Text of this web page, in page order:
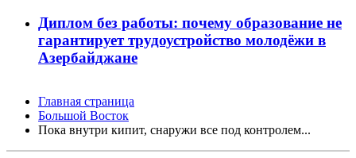
Диплом без работы: почему образование не
гарантирует трудоустройство молодёжи в
Азербайджане
Главная страница
Большой Восток
Пока внутри кипит, снаружи все под контролем...